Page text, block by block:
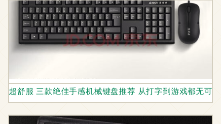
超舒服 三款绝佳手感机械键盘推荐 从打字到游戏都无可